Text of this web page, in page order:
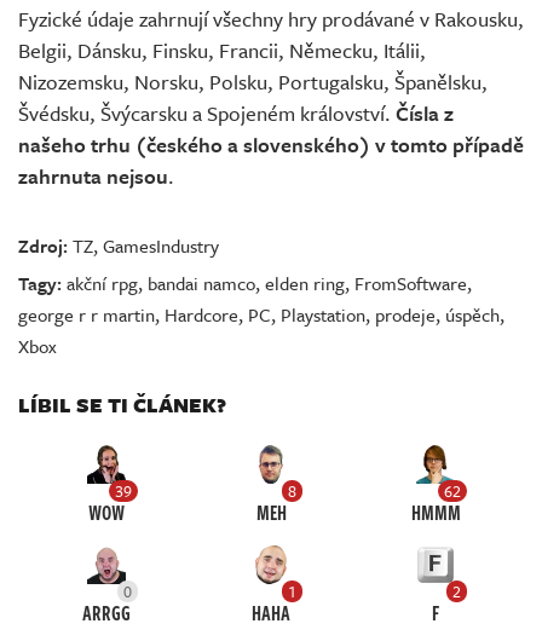
Fyzické údaje zahrnují všechny hry prodávané v Rakousku,
Belgii, Dánsku, Finsku, Francii, Německu, Itálii,
Nizozemsku, Norsku, Polsku, Portugalsku, Španělsku,
Švédsku, Švýcarsku a Spojeném království. Čísla z
našeho trhu (českého a slovenského) v tomto případě
zahrnuta nejsou.
Zdroj:TZ,GamesIndustry
Tagy:akční rpg, bandai namco,elden ring, FromSoftware,
george r r martin, Hardcore, PC, Playstation, prodeje, úspěch,
Xbox
LÍBIL SE TI ČLÁNEK?
39
WOW
8
MEH
62
HMMM
0
ARRGG
1
HAHA
2
F